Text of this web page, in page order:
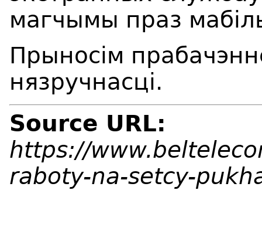
магчымы праз
Прыносім
нязручнасці.
Source URL:
https://
raboty-na-setcy-